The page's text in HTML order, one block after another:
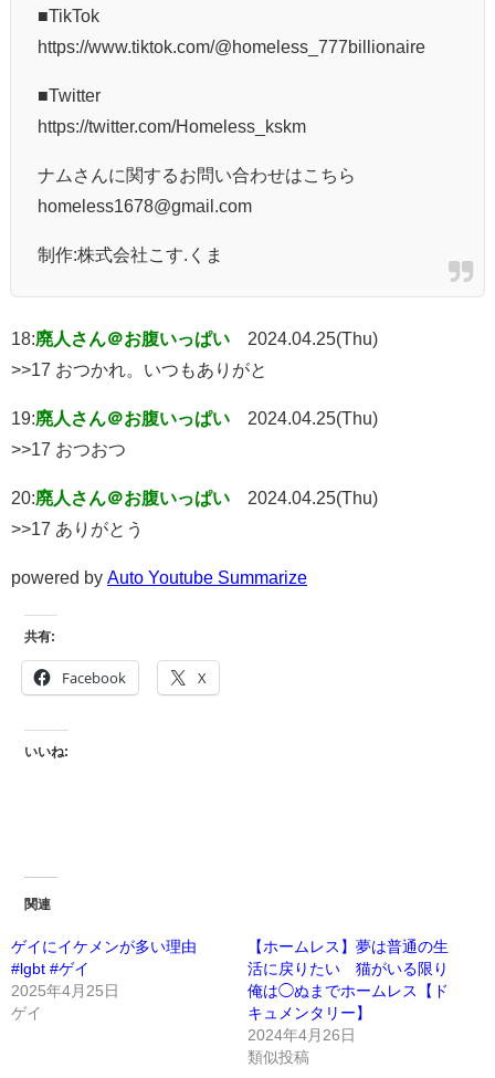
■TikTok
https://www.tiktok.com/@homeless_777billionaire
■Twitter
https://twitter.com/Homeless_kskm
ナムさんに関するお問い合わせはこちら
homeless1678@gmail.com
制作:株式会社こす.くま
18:廃人さん＠お腹いっぱい
2024.04.25(Thu)
>>17 おつかれ。いつもありがと
19:廃人さん＠お腹いっぱい
2024.04.25(Thu)
>>17 おつおつ
20:廃人さん＠お腹いっぱい
2024.04.25(Thu)
>>17 ありがとう
powered by Auto Youtube Summarize
共有:
Facebook X
いいね:
関連
ゲイにイケメンが多い理由
#lgbt #ゲイ
2025年4月25日
ゲイ
【ホームレス】夢は普通の生
活に戻りたい 猫がいる限り
俺は◯ぬまでホームレス【ド
キュメンタリー】
2024年4月26日
類似投稿